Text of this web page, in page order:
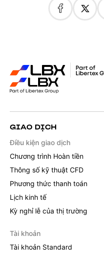
GIAO DỊCH
Điều kiện giao dịch
Chương trình Hoàn tiền
Thông số kỹ thuật CFD
Phương thức thanh toán
Lịch kinh tế
Kỳ nghỉ lễ của thị trường
Tài khoản
Tài khoản Standard